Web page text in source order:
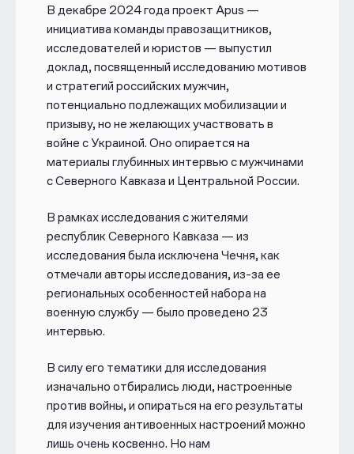
В декабре 2024 года проект Apus —
инициатива команды правозащитников,
исследователей и юристов — выпустил
доклад, посвященный исследованию мотивов
и стратегий российских мужчин,
потенциально подлежащих мобилизации и
призыву, но не желающих участвовать в
войне с Украиной. Оно опирается на
материалы глубинных интервью с мужчинами
с Северного Кавказа и Центральной России.
В рамках исследования с жителями
республик Северного Кавказа — из
исследования была исключена Чечня, как
отмечали авторы исследования, из-за ее
региональных особенностей набора на
военную службу — было проведено 23
интервью.
В силу его тематики для исследования
изначально отбирались люди, настроенные
против войны, и опираться на его результаты
для изучения антивоенных настроений можно
лишь очень косвенно. Но нам